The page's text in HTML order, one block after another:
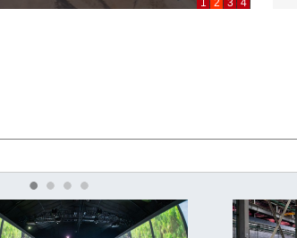
1 2 3 4